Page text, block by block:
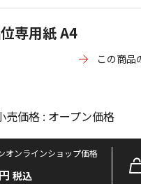
専用紙 A4
この商品
売価格 : オープン価格
オンラインショップ価格
円 税込